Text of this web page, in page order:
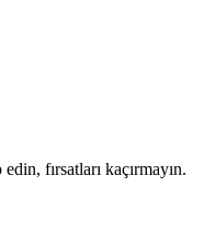
fırsatları kaçırmayın.